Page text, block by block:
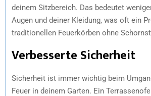
deinem Sitzbereich. Das bedeutet
Augen und deiner Kleidung, was oft ein
traditionellen Feuerkörben ohne
Verbesserte Sicherheit
Sicherheit ist immer wichtig beim
Feuer in deinem Garten. Ein